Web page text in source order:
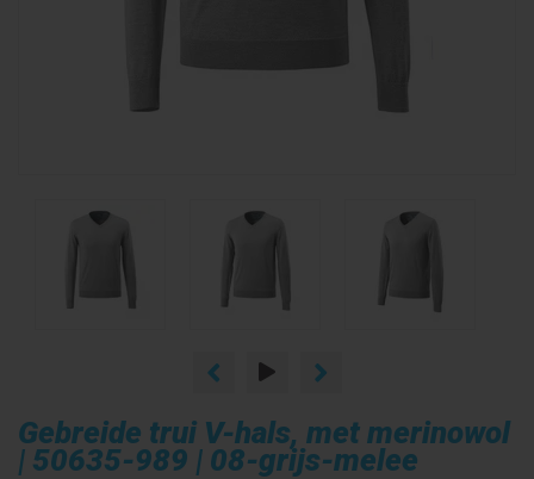
Gebreide trui V-hals, met merinowol
| 50635-989 | 08-grijs-melee